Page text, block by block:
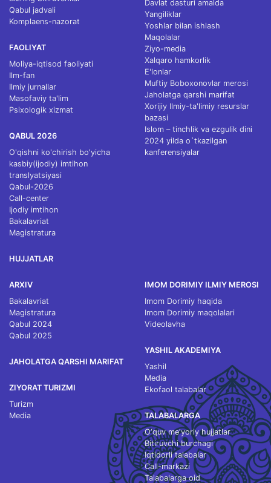
Qabul jadvali
Komplaens-nazorat
FAOLIYAT
Moliya-iqtisod faoliyati
Ilm-fan
Ilmiy jurnallar
Masofaviy ta'lim
Psixologik xizmat
QABUL 2026
O'qishni ko'chirish bo'yicha
kasbiy(ijodiy) imtihon
translyatsiyasi
Qabul-2026
Call-center
Ijodiy imtihon
Bakalavriat
Magistratura
HUJJATLAR
Davlat dasturi amalda
Yangiliklar
Yoshlar bilan ishlash
Maqolalar
Ziyo-media
Xalqaro hamkorlik
E'lonlar
Muftiy Boboxonovlar merosi
Jaholatga qarshi marifat
Xorijiy Ilmiy-ta'limiy resurslar
bazasi
Islom – tinchlik va ezgulik dini
2024 yilda o`tkazilgan
kanferensiyalar
ARXIV
Bakalavriat
Magistratura
Qabul 2024
Qabul 2025
JAHOLATGA QARSHI MARIFAT
ZIYORAT TURIZMI
Turizm
Media
IMOM DORIMIY ILMIY MEROSI
Imom Dorimiy haqida
Imom Dorimiy maqolalari
Videolavha
YASHIL AKADEMIYA
Yashil
Media
Ekofaol talabalar
TALABALARGA
O‘quv me'yoriy hujjatlar
Bitiruvchi burchagi
Iqtidorli talabalar
Call-markazi
Talabalarga oid